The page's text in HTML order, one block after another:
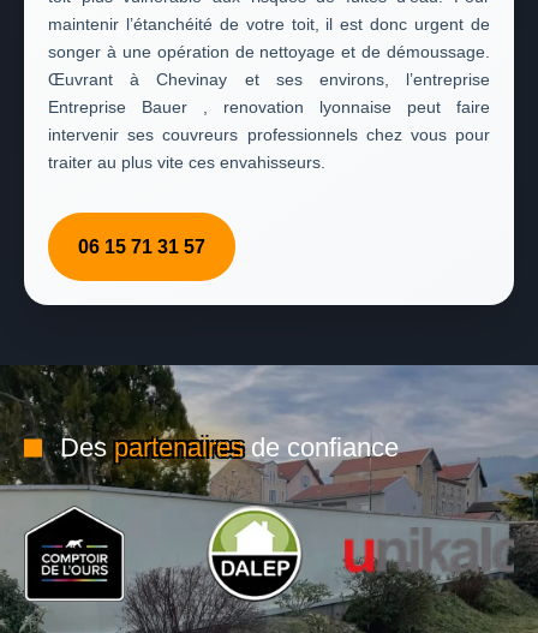
maintenir l’étanchéité de votre toit, il est donc urgent de
songer à une opération de nettoyage et de démoussage.
Œuvrant à Chevinay et ses environs, l’entreprise
Entreprise Bauer , renovation lyonnaise peut faire
intervenir ses couvreurs professionnels chez vous pour
traiter au plus vite ces envahisseurs.
06 15 71 31 57
Despartenairesde confiance